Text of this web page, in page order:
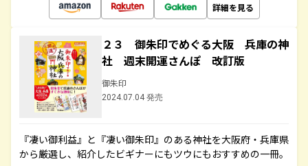
詳細を見る
２３ 御朱印でめぐる大阪 兵庫の神
社 週末開運さんぽ 改訂版
御朱印
2024.07.04 発売
『凄い御利益』と『凄い御朱印』のある神社を大阪府・兵庫県
から厳選し、紹介したビギナーにもツウにもおすすめの一冊。